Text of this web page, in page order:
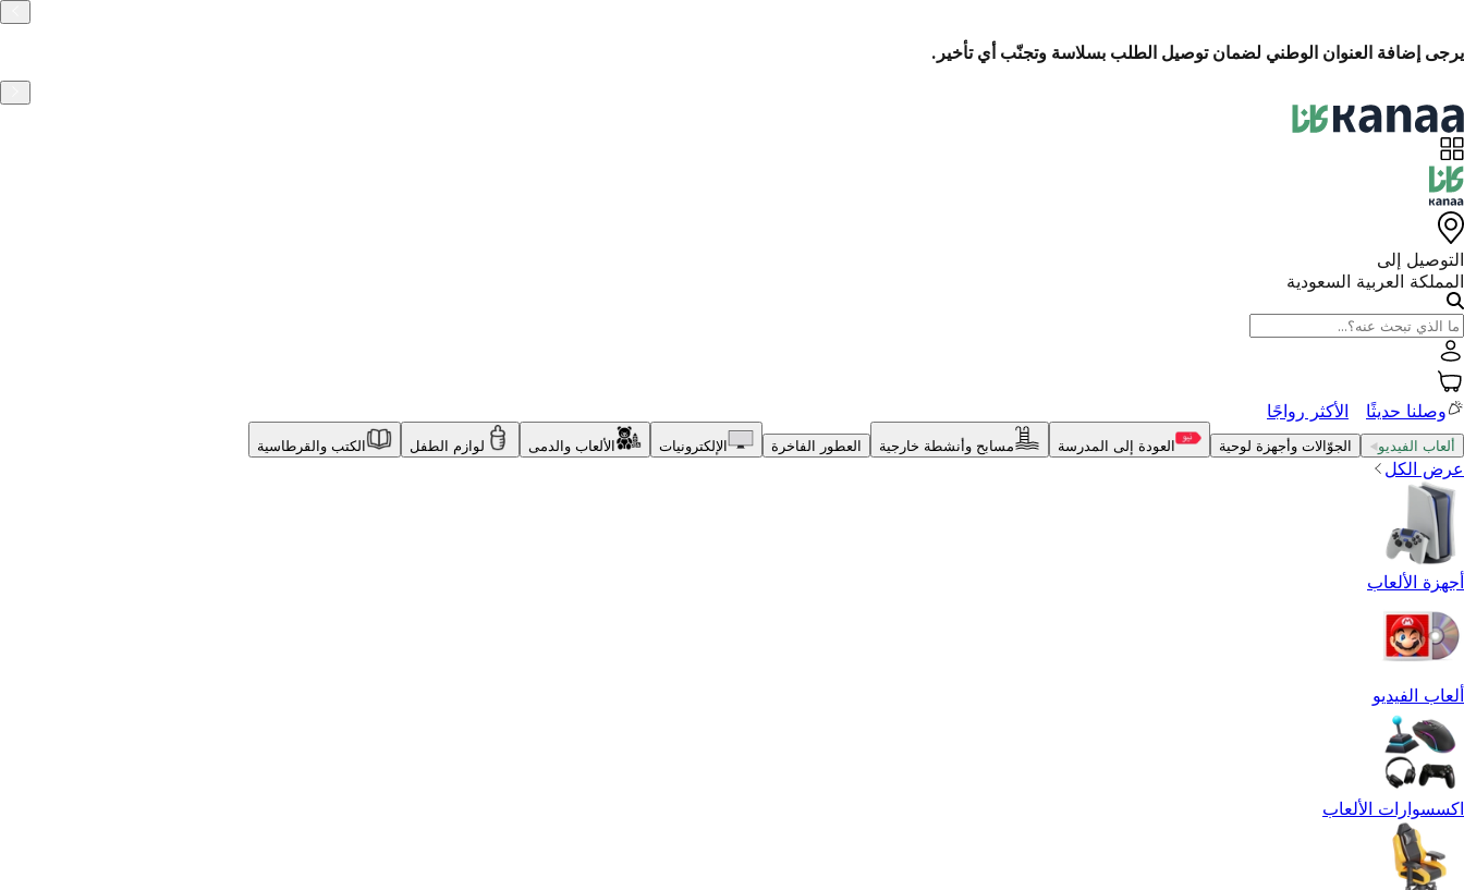
التوصيل إلى
المملكة العربية السعودية
وصلنا حديثًا الأكثر رواجًا
ألعاب الفيديو الجوّالات وأجهزة لوحية العودة إلى المدرسة مسابح وأنشطة خارجية العطور الفاخرة الإلكترونيات الألعاب والدمى لوازم الطفل الكتب والقرطاسية
عرض الكل
أجهزة الألعاب
ألعاب الفيديو
اكسسوارات الألعاب